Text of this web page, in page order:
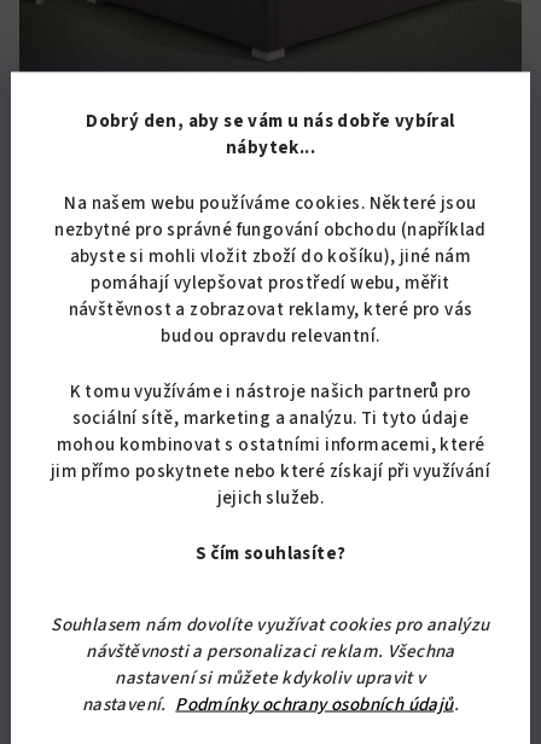
Dobrý den, aby se vám u nás dobře vybíral
nábytek...
Na našem webu používáme cookies. Některé jsou
nezbytné pro správné fungování obchodu (například
abyste si mohli vložit zboží do košíku), jiné nám
pomáhají vylepšovat prostředí webu, měřit
návštěvnost a zobrazovat reklamy, které pro vás
budou opravdu relevantní.
K tomu využíváme i nástroje našich partnerů pro
sociální sítě, marketing a analýzu. Ti tyto údaje
mohou kombinovat s ostatními informacemi, které
jim přímo poskytnete nebo které získají při využívání
jejich služeb.
S čím souhlasíte?
Souhlasem nám dovolíte využívat cookies pro analýzu
návštěvnosti a personalizaci reklam. Všechna
nastavení si můžete kdykoliv upravit v
nastavení. Podmínky ochrany osobních údajů.
Luxusní postel Fanny HIT 180x200 cm
od 11 133,88 Kč bez DPH
od13 472 Kč
Skladem
Detail
ZAKUPTE MATRACI K POSTELI ZA ZVÝHODNĚNOU CENU! Moderní
postel s úložným prostorem v rozměru 180x200 cm. S vysokou
lehací plochou. Dovoz až domů zdarma.